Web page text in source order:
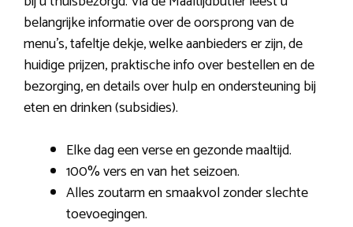
belangrijke informatie over de oorsprong van de
menu’s, tafeltje dekje, welke aanbieders er zijn, de
huidige prijzen, praktische info over bestellen en de
bezorging, en details over hulp en ondersteuning bij
eten en drinken (subsidies).
Elke dag een verse en gezonde maaltijd.
100% vers en van het seizoen.
Alles zoutarm en smaakvol zonder slechte
toevoegingen.